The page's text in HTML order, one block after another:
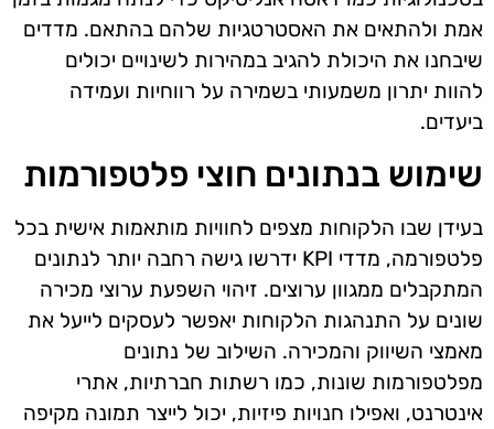
אמת ולהתאים את האסטרטגיות שלהם בהתאם. מדדים
שיבחנו את היכולת להגיב במהירות לשינויים יכולים
להוות יתרון משמעותי בשמירה על רווחיות ועמידה
ביעדים.
שימוש בנתונים חוצי פלטפורמות
בעידן שבו הלקוחות מצפים לחוויות מותאמות אישית בכל
פלטפורמה, מדדי KPI ידרשו גישה רחבה יותר לנתונים
המתקבלים ממגוון ערוצים. זיהוי השפעת ערוצי מכירה
שונים על התנהגות הלקוחות יאפשר לעסקים לייעל את
מאמצי השיווק והמכירה. השילוב של נתונים
מפלטפורמות שונות, כמו רשתות חברתיות, אתרי
אינטרנט, ואפילו חנויות פיזיות, יכול לייצר תמונה מקיפה